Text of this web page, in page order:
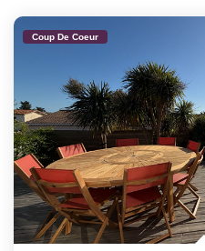
Coup De Coeur